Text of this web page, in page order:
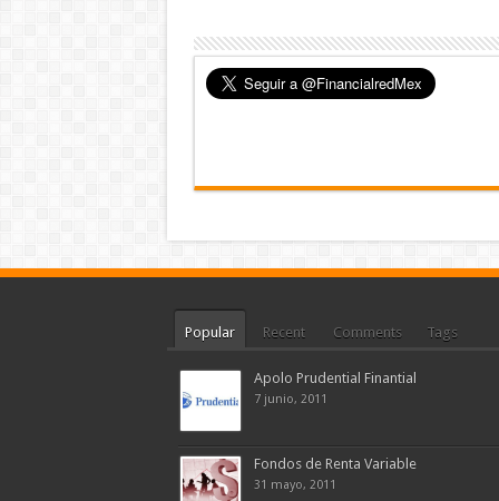
Popular Recent Comments Tags
Apolo Prudential Finantial
7 junio, 2011
Fondos de Renta Variable
31 mayo, 2011